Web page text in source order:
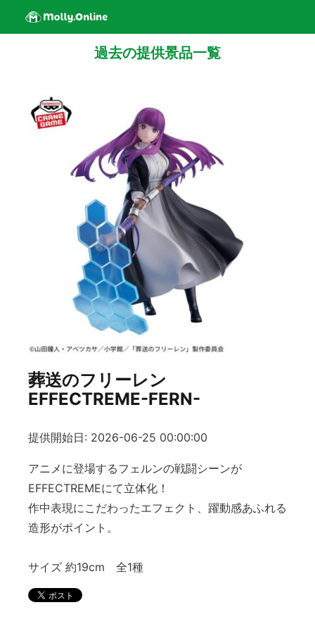
過去の提供景品一覧
葬送のフリーレン
EFFECTREME-FERN-
提供開始日: 2026-06-25 00:00:00
アニメに登場するフェルンの戦闘シーンが
EFFECTREMEにて立体化！
作中表現にこだわったエフェクト、躍動感あふれる
造形がポイント。
サイズ 約19cm 全1種